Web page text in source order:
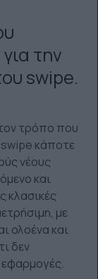
την
swipe.
τον τρόπο που
swipe κάποτε
νέους
και
κλασικές
με
ολοένα και
δεν
εφαρμογές.